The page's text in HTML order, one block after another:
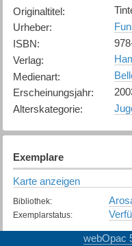
Originaltitel:
Urheber:
ISBN:
Verlag:
Medienart:
Erscheinungsjahr:
Alterskategorie:
Exemplare
Karte anzeigen
Bibliothek:
Exemplarstatus:
webOpac